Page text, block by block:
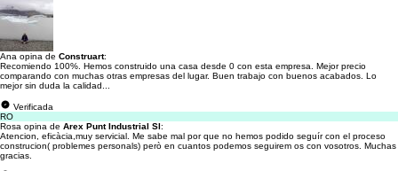
Ana opina de Construart:
Recomiendo 100%. Hemos construido una casa desde 0 con esta empresa. Mejor precio
comparando con muchas otras empresas del lugar. Buen trabajo con buenos acabados. Lo
mejor sin duda la calidad...
Verificada
RO
Rosa opina de Arex Punt Industrial Sl:
Atencion, eficàcia,muy servicial. Me sabe mal por que no hemos podido seguír con el proceso
construcion( problemes personals) però en cuantos podemos seguirem os con vosotros. Muchas
gracias.